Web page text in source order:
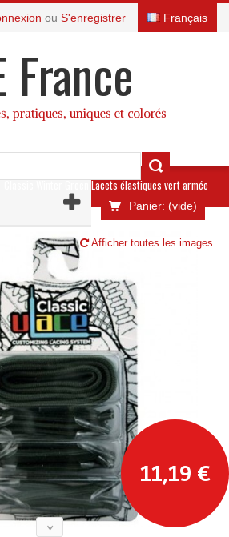
Français
ou S'enregistrer
France
pratiques, uniques et colorés
Panier: (vide)
Classic Winter Green Lacets élastiques vert armée
11,19 €
Afficher toutes les images